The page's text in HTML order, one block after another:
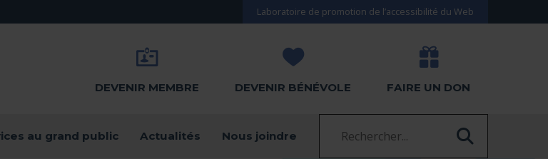
Laboratoire de promotion de l’accessibilité du Web
DEVENIR MEMBRE DEVENIR BÉNÉVOLE FAIRE UN DON
au grand public Actualités Nous joindre